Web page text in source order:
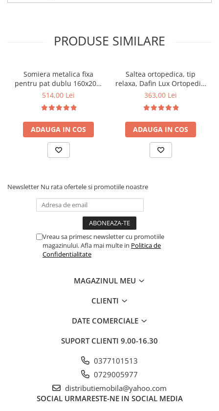
PRODUSE SIMILARE
Somiera metalica fixa
pentru pat dublu 160x200,
6 picioare, 32 lamele lemn
saltea ferm, negru
514,00 Lei
ADAUGA IN COS
Saltea ortopedica, tip
relaxa, Dafin Lux Ortopedic,
90x200x21cm, fermitate
tip Bonell, fata vara-iarna,
sistem de aerisire cu
butoni, Salt Confort
363,00 Lei
ADAUGA IN COS
Newsletter Nu rata ofertele si promotiile noastre
Vreau sa primesc newsletter cu promotiile
magazinului. Afla mai multe in Politica de
Confidentialitate
MAGAZINUL MEU
CLIENTI
DATE COMERCIALE
SUPORT CLIENTI 9.00-16.30
0377101513
0729005977
distributiemobila@yahoo.com
SOCIAL URMARESTE-NE IN SOCIAL MEDIA